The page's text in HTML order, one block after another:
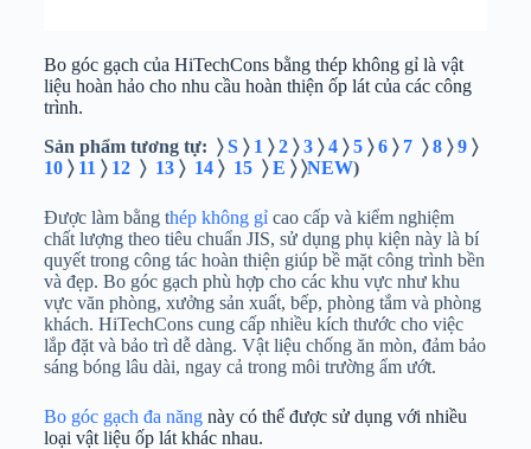
Bo góc gạch của HiTechCons bằng thép không gỉ là vật
liệu hoàn hảo cho nhu cầu hoàn thiện ốp lát của các công
trình.
Sản phẩm tương tự: 〉S〉 1 〉2〉3〉4〉5〉6〉7〉8〉9〉
10〉11 〉 12 〉13〉 14〉 15 〉E 〉 〉NEW)
Được làm bằng thép không gỉ cao cấp và kiểm nghiệm
chất lượng theo tiêu chuẩn JIS, sử dụng phụ kiện này là bí
quyết trong công tác hoàn thiện giúp bề mặt công trình bền
và đẹp. Bo góc gạch phù hợp cho các khu vực như khu
vực văn phòng, xưởng sản xuất, bếp, phòng tắm và phòng
khách. HiTechCons cung cấp nhiều kích thước cho việc
lắp đặt và bảo trì dễ dàng. Vật liệu chống ăn mòn, đảm bảo
sáng bóng lâu dài, ngay cả trong môi trường ẩm ướt.
Bo góc gạch đa năngnày có thể được sử dụng với nhiều
loại vật liệu ốp lát khác nhau.